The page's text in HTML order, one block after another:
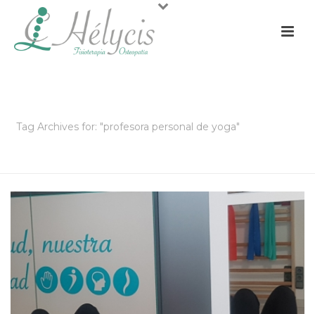
Tag Archives for: "profesora personal de yoga"